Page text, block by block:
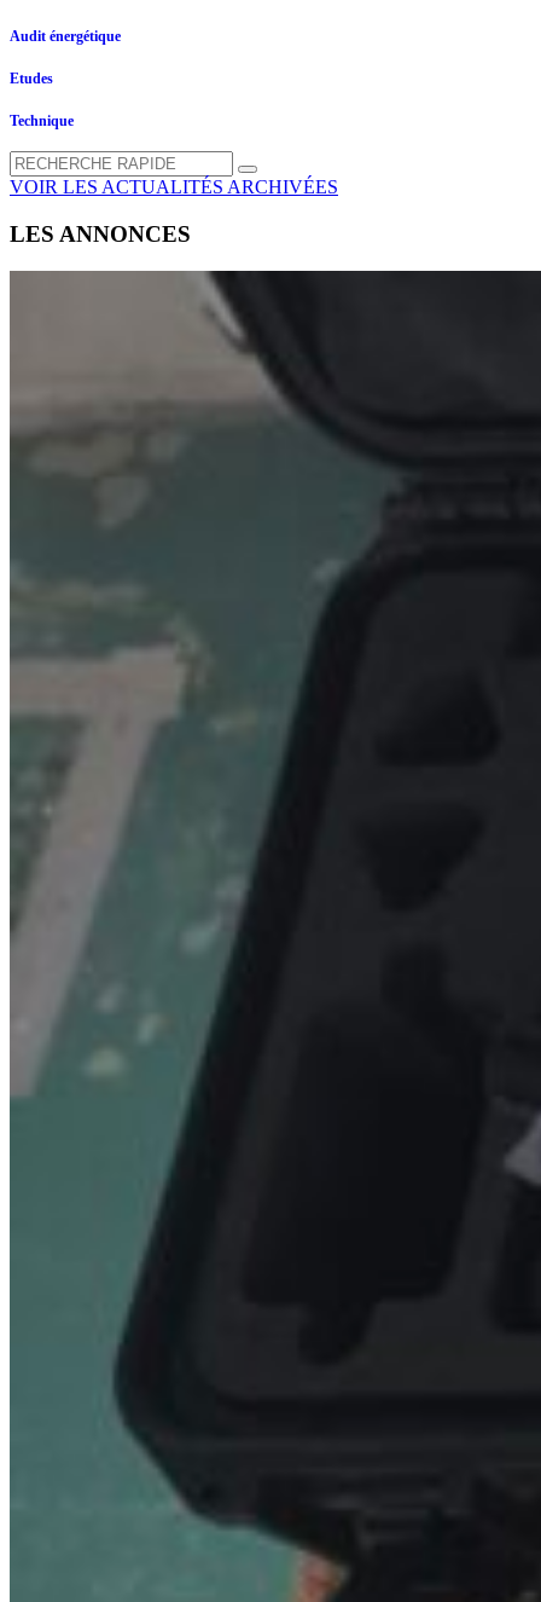
Audit énergétique
Etudes
Technique
VOIR LES ACTUALITÉS ARCHIVÉES
LES ANNONCES